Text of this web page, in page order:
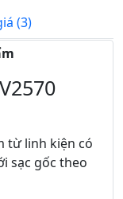
(3)
từ linh kiện có
sạc gốc theo